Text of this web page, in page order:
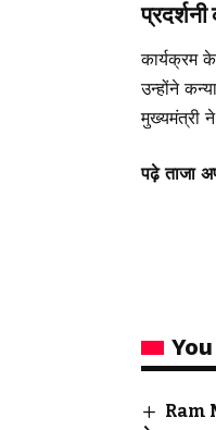
कार्यक्रम
उन्होंने
मुख्यमंत्री
पढ़े ताजा
Ram